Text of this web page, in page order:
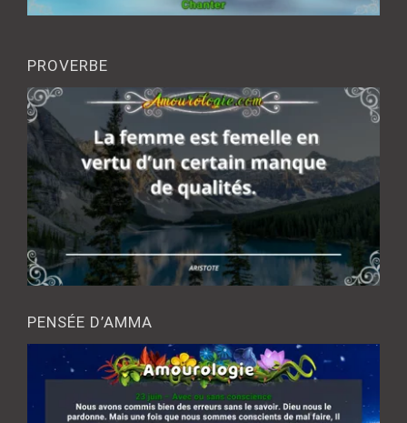
PROVERBE
PENSÉE D’AMMA